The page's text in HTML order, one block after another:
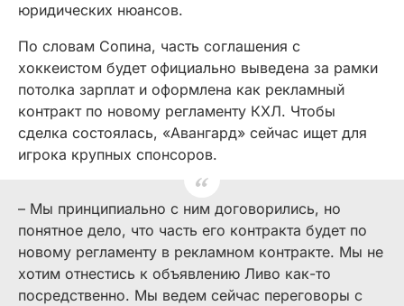
юридических нюансов.
По словам Сопина, часть соглашения с
хоккеистом будет официально выведена за рамки
потолка зарплат и оформлена как рекламный
контракт по новому регламенту КХЛ. Чтобы
сделка состоялась, «Авангард» сейчас ищет для
игрока крупных спонсоров.
– Мы принципиально с ним договорились, но
понятное дело, что часть его контракта будет по
новому регламенту в рекламном контракте. Мы не
хотим отнестись к объявлению Ливо как-то
посредственно. Мы ведем сейчас переговоры с